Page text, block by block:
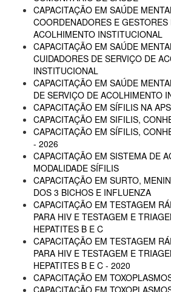
CAPACITAÇÃO EM SAÚDE
COORDENADORES E
ACOLHIMENTO INSTITUCIONAL
CAPACITAÇÃO EM SAÚDE
CUIDADORES DE SERVIÇO DE
INSTITUCIONAL
CAPACITAÇÃO EM SAÚDE
DE SERVIÇO DE ACOLHIMENTO
CAPACITAÇÃO EM SÍFILIS NA
CAPACITAÇÃO EM SIFILIS,
CAPACITAÇÃO EM SÍFILIS,
- 2026
CAPACITAÇÃO EM SISTEMA DE
MODALIDADE SÍFILIS
CAPACITAÇÃO EM SURTO,
DOS 3 BICHOS E INFLUENZA
CAPACITAÇÃO EM TESTAGEM
PARA HIV E TESTAGEM E
HEPATITES B E C
CAPACITAÇÃO EM TESTAGEM
PARA HIV E TESTAGEM E
HEPATITES B E C - 2020
CAPACITAÇÃO EM
CAPACITAÇÃO EM